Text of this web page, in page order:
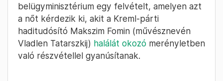
belügyminisztérium egy felvételt, amelyen azt
a nőt kérdezik ki, akit a Kreml-párti
haditudósító Makszim Fomin (művésznevén
Vladlen Tatarszkij) halálát okozó merényletben
való részvétellel gyanúsítanak.